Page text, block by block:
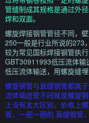
管缝制成其规格是通过外
焊和双面。
螺旋焊接钢管管径不同，
250一般是行业所说的273
较为常见国标焊接钢管执
GBT30911993低压流体
低压流体输送，用螺旋缝埋
螺旋钢管与直缝钢管都属
流体输送管不同就是螺旋
上没有太大区别，价格上
管，一圈一圈的 直缝钢管